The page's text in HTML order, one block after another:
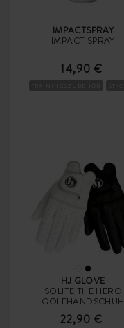
IMPACTSPRAY
IMPACT SPRAY
14,90 €
HJ GLOVE
SOLITE THE HERO
GOLFHANDSCHUH
22,90 €